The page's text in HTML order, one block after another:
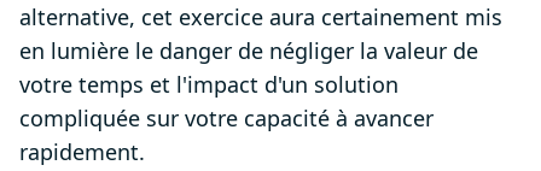
alternative, cet exercice aura certainement mis
en lumière le danger de négliger la valeur de
votre temps et l'impact d'un solution
compliquée sur votre capacité à avancer
rapidement.